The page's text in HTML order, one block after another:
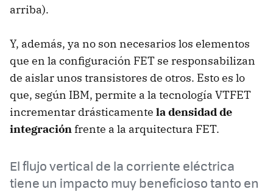
arriba).
Y, además, ya no son necesarios los elementos
que en la configuración FET se responsabilizan
de aislar unos transistores de otros. Esto es lo
que, según IBM, permite a la tecnología VTFET
incrementar drásticamente la densidad de
integraciónfrente a la arquitectura FET.
El flujo vertical de la corriente eléctrica
tiene un impacto muy beneficioso tanto en